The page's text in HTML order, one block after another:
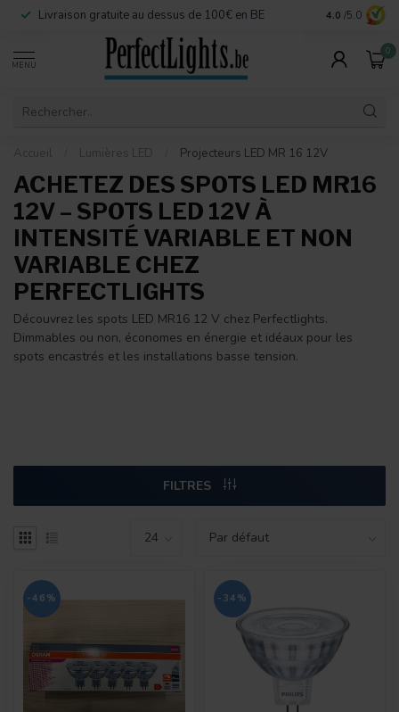
de 100€ en BE Options de paiement sécurisées4.0 /5.0
MENU
0
Accueil Lumières LED Projecteurs LED MR 16 12V
ACHETEZ DES SPOTS LED MR16
12V – SPOTS LED 12V À
INTENSITÉ VARIABLE ET NON
VARIABLE CHEZ
PERFECTLIGHTS
Découvrez les spots LED MR16 12 V chez Perfectlights.
Dimmables ou non, économes en énergie et idéaux pour les
spots encastrés et les installations basse tension.
FILTRES
-46% -34%